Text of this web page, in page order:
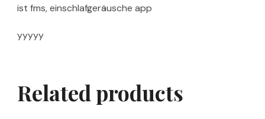
ist fms, einschlafgeräusche app
yyyyy
Related products